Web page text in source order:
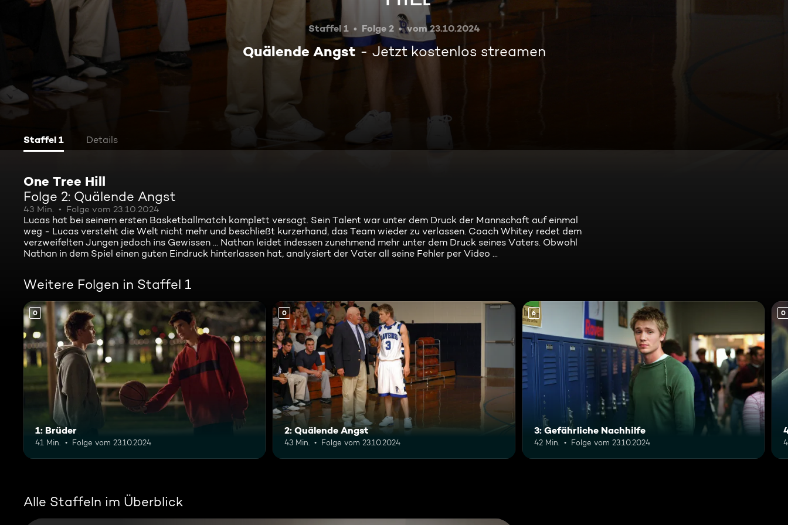
Staffel 1 Folge 2 vom 23.10.2024
Quälende Angst Jetzt kostenlos streamen
Staffel 1 Details
One Tree Hill
Folge 2: Quälende Angst
43 Min. Folge vom 23.10.2024
Lucas hat bei seinem ersten Basketballmatch komplett versagt. Sein Talent war unter dem Druck der Mannschaft auf einmal
weg - Lucas versteht die Welt nicht mehr und beschließt kurzerhand, das Team wieder zu verlassen. Coach Whitey redet dem
verzweifelten Jungen jedoch ins Gewissen ... Nathan leidet indessen zunehmend mehr unter dem Druck seines Vaters. Obwohl
Nathan in dem Spiel einen guten Eindruck hinterlassen hat, analysiert der Vater all seine Fehler per Video ...
Weitere Folgen in Staffel 1
0
1: Brüder
41 Min. Folge vom 23.10.2024
0
2: Quälende Angst
43 Min. Folge vom 23.10.2024
6
3: Gefährliche Nachhilfe
42 Min. Folge vom 23.10.2024
0
Alle Staffeln im Überblick